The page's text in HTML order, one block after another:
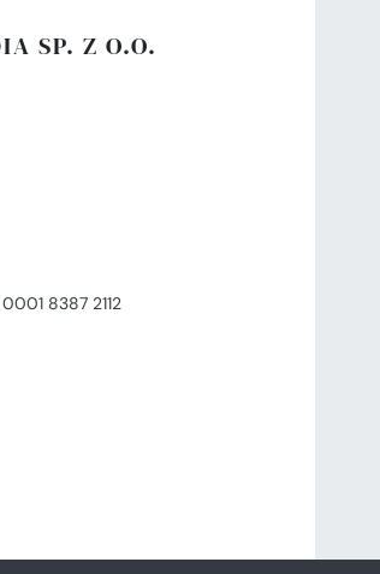
SP. Z O.O.
8387 2112